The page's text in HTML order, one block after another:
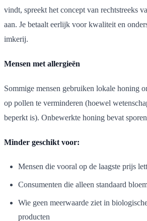
vindt, spreekt het concept van rechtstreeks
aan. Je betaalt eerlijk voor kwaliteit en
imkerij.
Mensen met allergieën
Sommige mensen gebruiken lokale honing
op pollen te verminderen (hoewel
beperkt is). Onbewerkte honing bevat
Minder geschikt voor:
Mensen die vooral op de laagste prijs
Consumenten die alleen standaard
Wie geen meerwaarde ziet in
producten